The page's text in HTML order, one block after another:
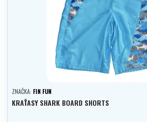
ZNAČKA: FIN FUN
KRAŤASY SHARK BOARD SHORTS